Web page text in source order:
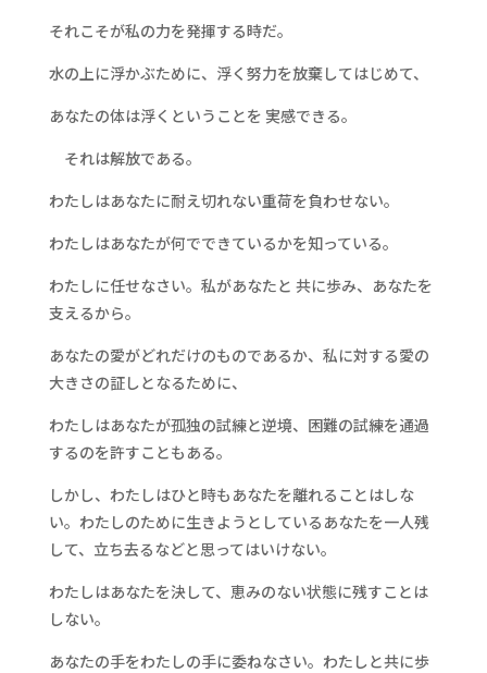
それこそが私の力を発揮する時だ。
水の上に浮かぶために、浮く努力を放棄してはじめて、
あなたの体は浮くということを 実感できる。
それは解放である。
わたしはあなたに耐え切れない重荷を負わせない。
わたしはあなたが何でできているかを知っている。
わたしに任せなさい。私があなたと 共に歩み、あなたを
支えるから。
あなたの愛がどれだけのものであるか、私に対する愛の
大きさの証しとなるために、
わたしはあなたが孤独の試練と逆境、困難の試練を通過
するのを許すこともある。
しかし、わたしはひと時もあなたを離れることはしな
い。わたしのために生きようとしているあなたを一人残
して、立ち去るなどと思ってはいけない。
わたしはあなたを決して、恵みのない状態に残すことは
しない。
あなたの手をわたしの手に委ねなさい。わたしと共に歩